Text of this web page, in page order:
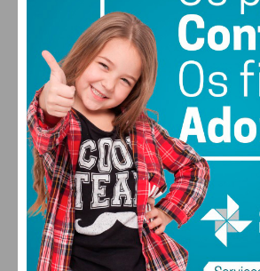
30°
SEX
28
SÁB
28
DOM